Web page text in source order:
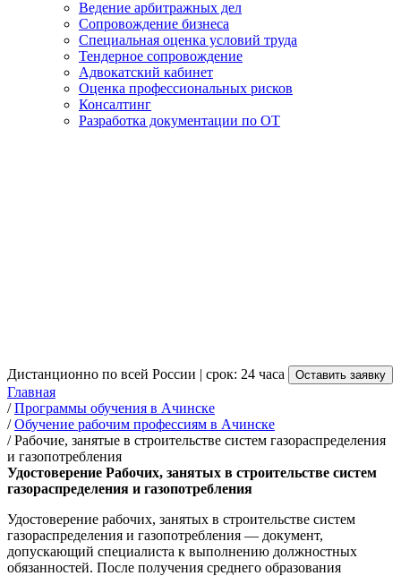
Ведение арбитражных дел
Сопровождение бизнеса
Специальная оценка условий труда
Тендерное сопровождение
Адвокатский кабинет
Оценка профессиональных рисков
Консалтинг
Разработка документации по ОТ
Дистанционно по всей России | срок: 24 часа Оставить заявку
Главная
/Программы обучения в Ачинске
/Обучение рабочим профессиям в Ачинске
/Рабочие, занятые в строительстве систем газораспределения
и газопотребления
Удостоверение Рабочих, занятых в строительстве систем
газораспределения и газопотребления
Удостоверение рабочих, занятых в строительстве систем
газораспределения и газопотребления — документ,
допускающий специалиста к выполнению должностных
обязанностей. После получения среднего образования